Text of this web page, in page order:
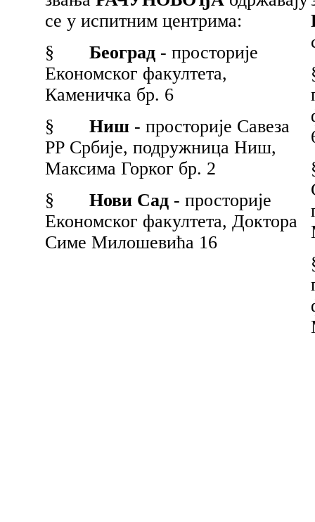
се у испитним центрима:
§
Београд - просторије
Економског факултета,
Каменичка бр. 6
§
Ниш - просторије Савеза
РР Србије, подружница Ниш,
Максима Горког бр. 2
§
Нови Сад - просторије
Економског факултета, Доктора
Симе Милошевића 16